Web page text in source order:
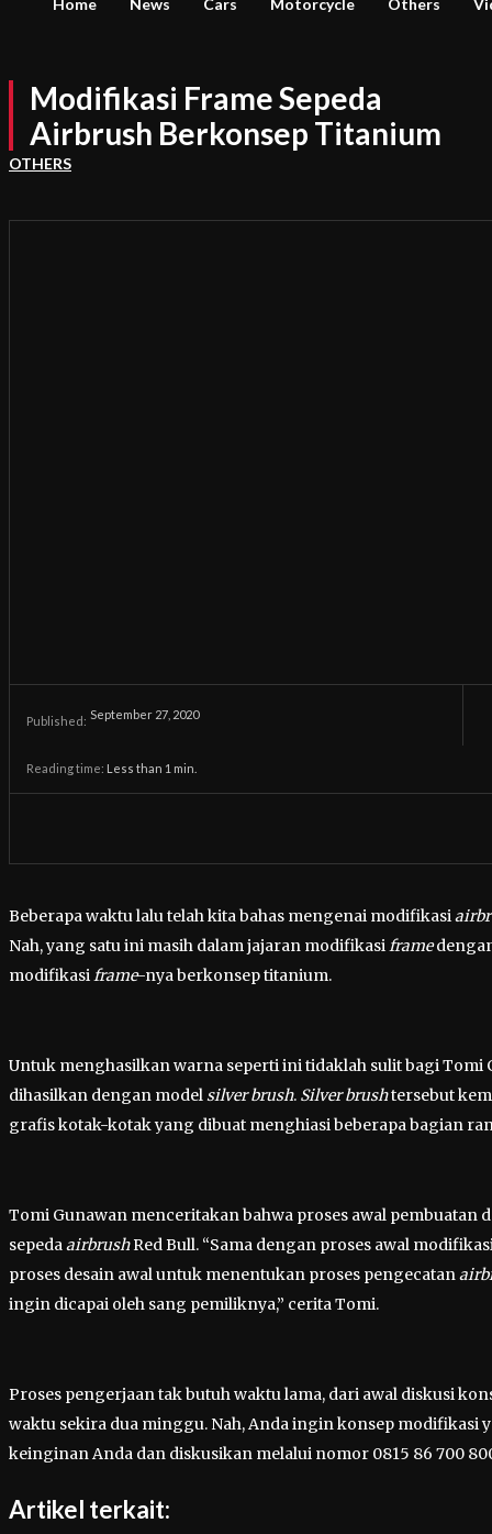
Home News Cars Motorcycle Others
Modifikasi Frame Sepeda
Airbrush Berkonsep Titanium
OTHERS
Published: September 27, 2020
Reading time: Less than 1 min.
Beberapa waktu lalu telah kita bahas mengenai modifikasi
Nah, yang satu ini masih dalam jajaran modifikasiframe
modifikasiframe-nya berkonsep titanium.
Untuk menghasilkan warna seperti ini tidaklah sulit bagi Tomi
dihasilkan dengan modelsilver brush. Silver brushtersebut
grafis kotak-kotak yang dibuat menghiasi beberapa bagian
Tomi Gunawan menceritakan bahwa proses awal pembuatan
sepedaairbrushRed Bull. “Sama dengan proses awal
proses desain awal untuk menentukan proses pengecatan
ingin dicapai oleh sang pemiliknya,” cerita Tomi.
Proses pengerjaan tak butuh waktu lama, dari awal diskusi
waktu sekira dua minggu. Nah, Anda ingin konsep modifikasi
keinginan Anda dan diskusikan melalui nomor 0815 86 700
Artikel terkait: